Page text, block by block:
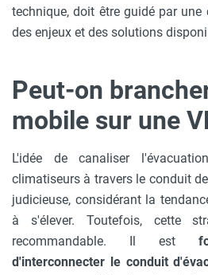
technique, doit être guidé par une
des enjeux et des solutions
Peut-on
mobile sur une
L'idée de canaliser
climatiseurs à travers le conduit
judicieuse, considérant la
à s'élever. Toutefois, cette
recommandable. Il est
d'interconnecter le conduit